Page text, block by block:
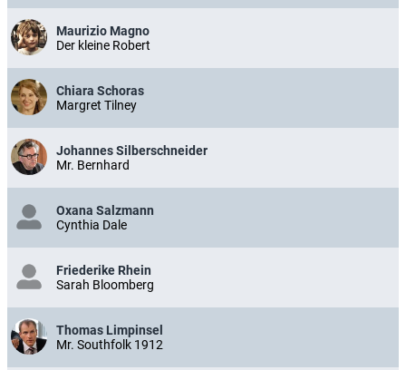
Maurizio Magno
Der kleine Robert
Chiara Schoras
Margret Tilney
Johannes Silberschneider
Mr. Bernhard
Oxana Salzmann
Cynthia Dale
Friederike Rhein
Sarah Bloomberg
Thomas Limpinsel
Mr. Southfolk 1912